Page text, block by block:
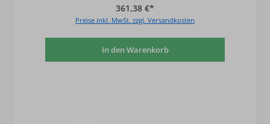
361,38 €*
Preise inkl. MwSt. zzgl. Versandkosten
In den Warenkorb